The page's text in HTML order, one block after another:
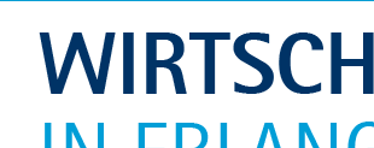
Inhalt
springen